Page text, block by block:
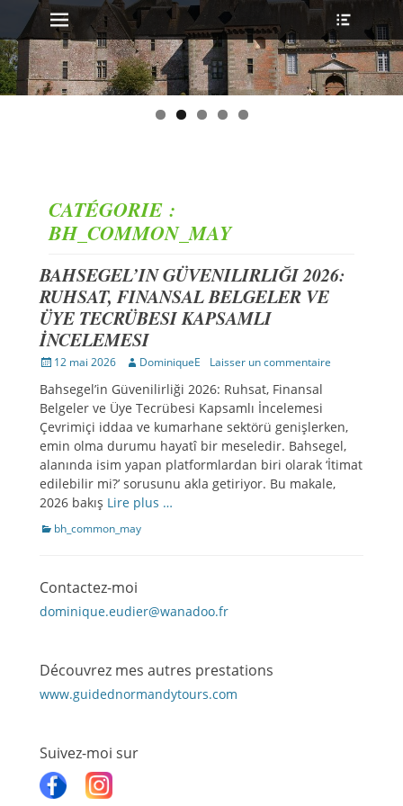
MENU PRINCIPAL
Aller
au
contenu
l’en-
tête
CATÉGORIE :
BH_COMMON_MAY
BAHSEGEL’IN GÜVENILIRLIĞI 2026:
RUHSAT, FINANSAL BELGELER VE
ÜYE TECRÜBESI KAPSAMLI
İNCELEMESI
Publié12 mai 2026 Auteur
DominiqueE Laisser un commentaire
Bahsegel’in Güvenilirliği 2026: Ruhsat, Finansal
Belgeler ve Üye Tecrübesi Kapsamlı İncelemesi
Çevrimiçi iddaa ve kumarhane sektörü genişlerken,
emin olma durumu hayatî bir meseledir. Bahsegel,
alanında isim yapan platformlardan biri olarak ‘İtimat
edilebilir mi?’ sorusunu akla getiriyor. Bu makale,
2026 bakış Lire plus …
Catégories
bh_common_may
Contactez-moi
dominique.eudier@wanadoo.fr
Découvrez mes autres prestations
www.guidednormandytours.com
Suivez-moi sur